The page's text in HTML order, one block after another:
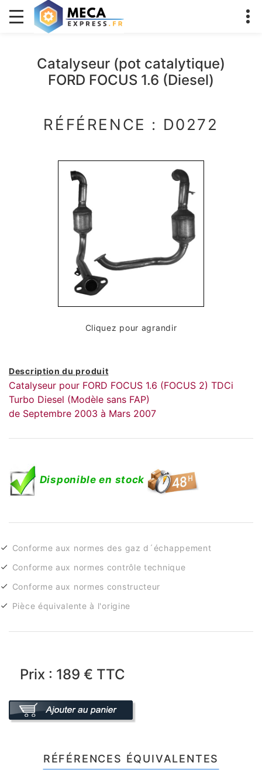
Catalyseur (pot catalytique)
FORD FOCUS 1.6 (Diesel)
RÉFÉRENCE : D0272
Cliquez pour agrandir
Description du produit
Catalyseur pour FORD FOCUS 1.6 (FOCUS 2) TDCi
Turbo Diesel (Modèle sans FAP)
de Septembre 2003 à Mars 2007
Disponible en stock
Conforme aux normes des gaz d´échappement
Conforme aux normes contrôle technique
Conforme aux normes constructeur
Pièce équivalente à l'origine
Prix : 189 € TTC
RÉFÉRENCES ÉQUIVALENTES